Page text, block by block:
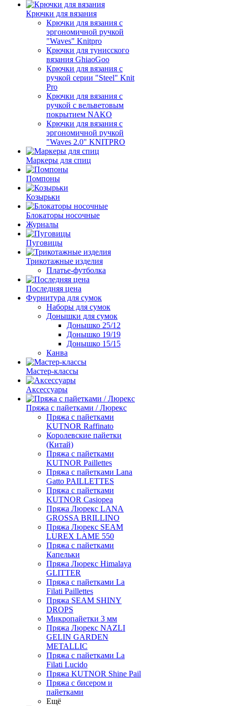
Крючки для вязания
Крючки для вязания с
эргономичной ручкой
"Waves" Knitpro
Крючки для тунисского
вязания GhiaoGoo
Крючки для вязания с
ручкой серии "Steel" Knit
Pro
Крючки для вязания с
ручкой с вельветовым
покрытием NAKO
Крючки для вязания с
эргономичной ручкой
"Waves 2.0" KNITPRO
Маркеры для спиц
Помпоны
Козырьки
Блокаторы носочные
Журналы
Пуговицы
Трикотажные изделия
Платье-футболка
Последняя цена
Фурнитура для сумок
Наборы для сумок
Донышки для сумок
Донышко 25/12
Донышко 19/19
Донышко 15/15
Канва
Мастер-классы
Аксессуары
Пряжа с пайетками / Люрекс
Пряжа с пайетками
KUTNOR Raffinato
Королевские пайетки
(Китай)
Пряжа с пайетками
KUTNOR Paillettes
Пряжа с пайетками Lana
Gatto PAILLETTES
Пряжа с пайетками
KUTNOR Casiopea
Пряжа Люрекс LANA
GROSSA BRILLINO
Пряжа Люрекс SEAM
LUREX LAME 550
Пряжа с пайетками
Капельки
Пряжа Люрекс Himalaya
GLITTER
Пряжа с пайетками La
Filati Paillettes
Пряжа SEAM SHINY
DROPS
Микропайетки 3 мм
Пряжа Люрекс NAZLI
GELIN GARDEN
METALLIC
Пряжа с пайетками La
Filati Lucido
Пряжа KUTNOR Shine Pail
Пряжа с бисером и
пайетками
Ещё